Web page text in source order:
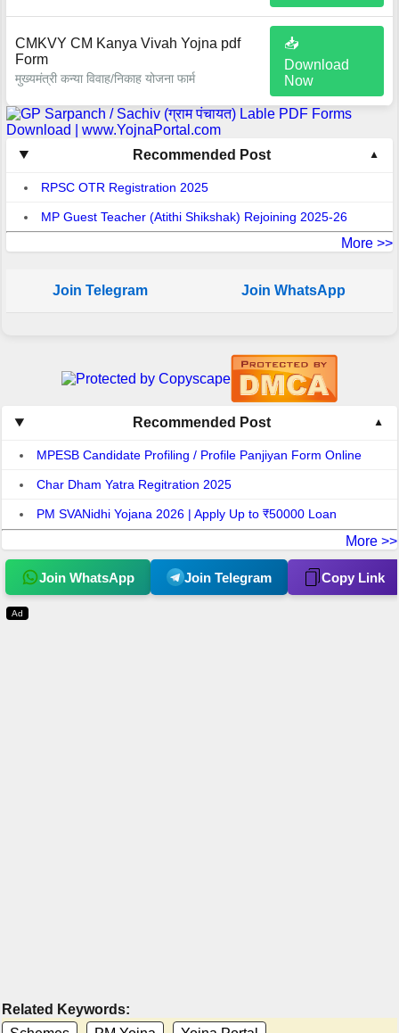
CMKVY CM Kanya Vivah Yojna pdf
Form
मुख्यमंत्री कन्या विवाह/निकाह योजना फार्म
📥
Download
Now
Recommended Post
RPSC OTR Registration 2025
MP Guest Teacher (Atithi Shikshak) Rejoining 2025-26
More >>
Join Telegram Join WhatsApp
Recommended Post
MPESB Candidate Profiling / Profile Panjiyan Form Online
Char Dham Yatra Regitration 2025
PM SVANidhi Yojana 2026 | Apply Up to ₹50000 Loan
More >>
Join WhatsApp Join Telegram Copy Link
Ad
Related Keywords: